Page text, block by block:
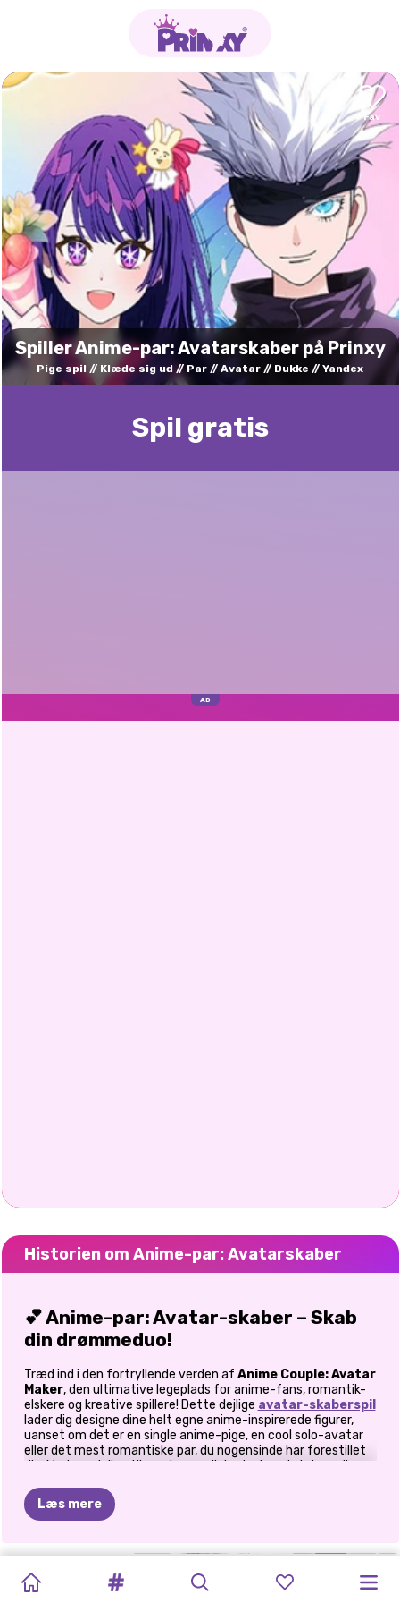
Spiller Anime-par: Avatarskaber på Prinxy
Pige spil Klæde sig ud Par Avatar Dukke Yandex
Spil gratis
Historien om Anime-par: Avatarskaber
💕 Anime-par: Avatar-skaber – Skab
din drømmeduo!
Træd ind i den fortryllende verden af Anime Couple: Avatar
Maker, den ultimative legeplads for anime-fans, romantik-
elskere og kreative spillere! Dette dejlige avatar-skaberspil
lader dig designe dine helt egne anime-inspirerede figurer,
uanset om det er en single anime-pige, en cool solo-avatar
eller det mest romantiske par, du nogensinde har forestillet
dig. Med uendelige tilpasningsmuligheder kan du bringe dine
🌟 Hvad gør Anime Couple: Avatar
Dette er ikke bare en hvilken som helst avatar-skaber. Det er
et kreativt anime-univers, hvor du kan eksperimentere med
Læs mere
KITTY
MODEVERDEN:
PÅKLÆDNING
SKØNHEDSSALON:
MARERIDTSPAR
EVIG
CELEBRITY
PAR
PRINCESS
MIN
SÆSON-
EMOJIS-